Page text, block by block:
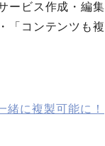
ビス作成・編
「コンテンツも
緒に複製可能に！